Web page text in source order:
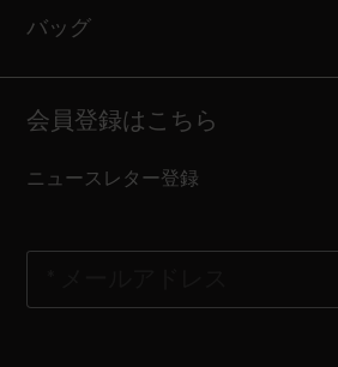
バッグ
会員登録はこちら
ニュースレター登録